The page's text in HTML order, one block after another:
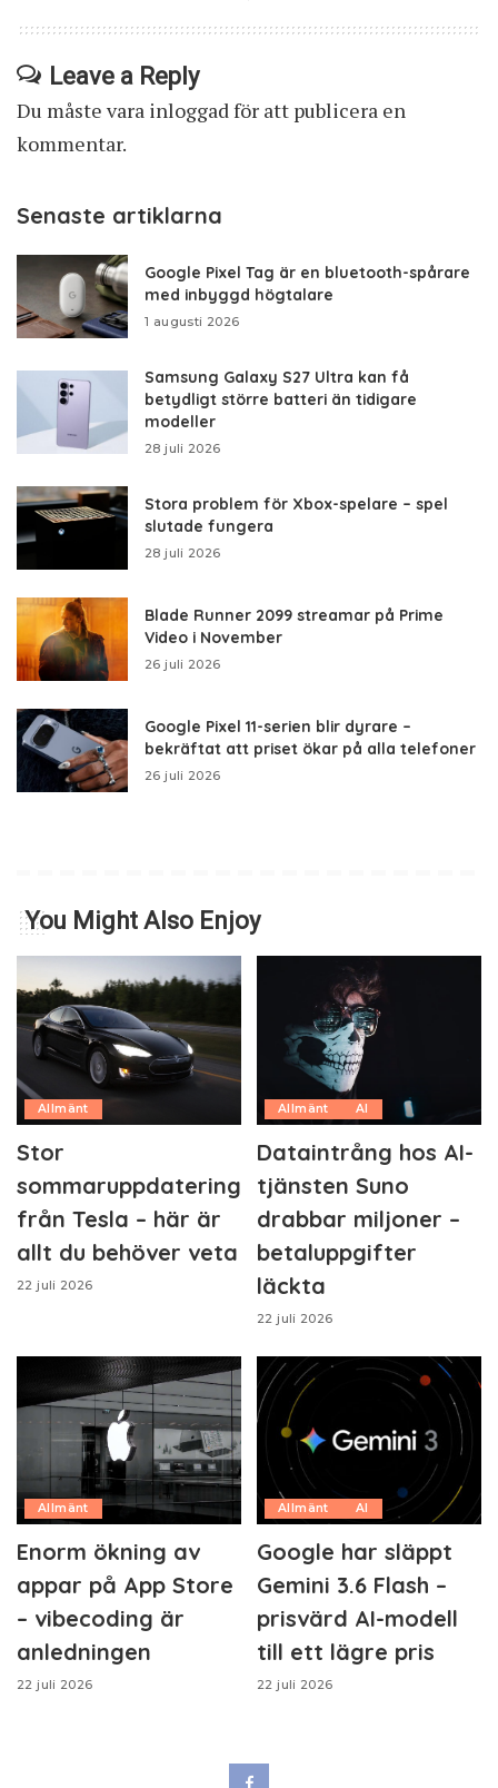
Leave a Reply
Du måste vara inloggadför att publicera en
kommentar.
Senaste artiklarna
Google Pixel Tag är en bluetooth-spårare
med inbyggd högtalare
1 augusti 2026
Samsung Galaxy S27 Ultra kan få
betydligt större batteri än tidigare
modeller
28 juli 2026
Stora problem för Xbox-spelare – spel
slutade fungera
28 juli 2026
Blade Runner 2099 streamar på Prime
Video i November
26 juli 2026
Google Pixel 11-serien blir dyrare –
bekräftat att priset ökar på alla telefoner
26 juli 2026
You Might Also Enjoy
Allmänt
Stor
sommaruppdatering
från Tesla – här är
allt du behöver veta
22 juli 2026
Allmänt AI
Dataintrång hos AI-
tjänsten Suno
drabbar miljoner –
betaluppgifter
läckta
22 juli 2026
Allmänt
Enorm ökning av
appar på App Store
– vibecoding är
anledningen
22 juli 2026
Allmänt AI
Google har släppt
Gemini 3.6 Flash –
prisvärd AI-modell
till ett lägre pris
22 juli 2026